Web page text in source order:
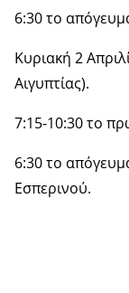
6:30 το
Κυριακή 2
Αιγυπτίας).
7:15-10:30 το
6:30 το
Εσπερινού.